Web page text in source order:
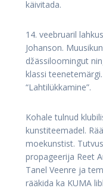
käivitada.
14. veebruaril
Johanson.
džässiloomingut
klassi
“Lahtilükkamine”.
Kohale tulnud
kunstiteemadel.
moekunstist.
propageerija Reet
Tanel Veenre ja
rääkida ka KUMA